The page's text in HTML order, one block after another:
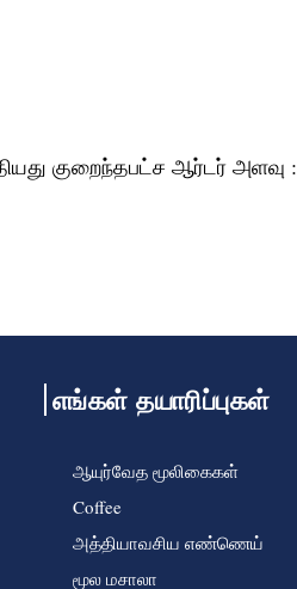
குறைந்தபட்ச ஆர்டர் அளவு :
எங்கள் தயாரிப்புகள்
ஆயுர்வேத மூலிகைகள்
Coffee
அத்தியாவசிய எண்ணெய்
மூல மசாலா